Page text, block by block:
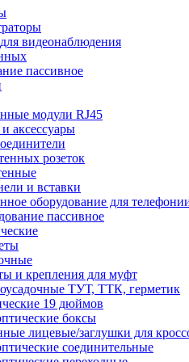
видеонаблюдения
пассивное
модули RJ45
аксессуары
розеток
и вставки
оборудование для
пассивное
и крепления для муфт
ТУТ, ТТК, герметик
19 дюймов
боксы
лицевые/заглушки для
соединительные